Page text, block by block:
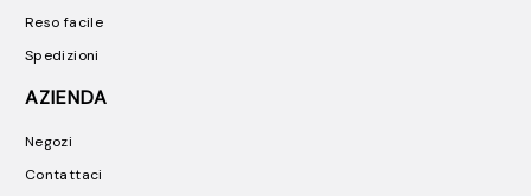
Reso facile
Spedizioni
AZIENDA
Negozi
Contattaci